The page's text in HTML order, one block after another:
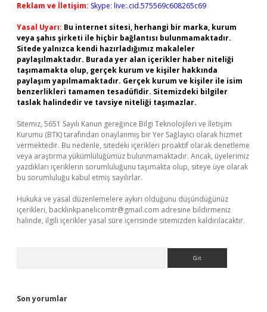
Reklam ve İletişim: Skype: live:.cid.575569c608265c69
Yasal Uyarı: Bu internet sitesi, herhangi bir marka, kurum
veya şahıs şirketi ile hiçbir bağlantısı bulunmamaktadır.
Sitede yalnızca kendi hazırladığımız makaleler
paylaşılmaktadır. Burada yer alan içerikler haber niteliği
taşımamakta olup, gerçek kurum ve kişiler hakkında
paylaşım yapılmamaktadır. Gerçek kurum ve kişiler ile isim
benzerlikleri tamamen tesadüfidir. Sitemizdeki bilgiler
taslak halindedir ve tavsiye niteliği taşımazlar.
Sitemiz, 5651 Sayılı Kanun gereğince Bilgi Teknolojileri ve İletişim
Kurumu (BTK) tarafından onaylanmış bir Yer Sağlayıcı olarak hizmet
vermektedir. Bu nedenle, sitedeki içerikleri proaktif olarak denetleme
veya araştırma yükümlülüğümüz bulunmamaktadır. Ancak, üyelerimiz
yazdıkları içeriklerin sorumluluğunu taşımakta olup, siteye üye olarak
bu sorumluluğu kabul etmiş sayılırlar.
Hukuka ve yasal düzenlemelere aykırı olduğunu düşündüğünüz
içerikleri, backlinkpanelicomtr@gmail.com adresine bildirmeniz
halinde, ilgili içerikler yasal süre içerisinde sitemizden kaldırılacaktır.
Son yorumlar